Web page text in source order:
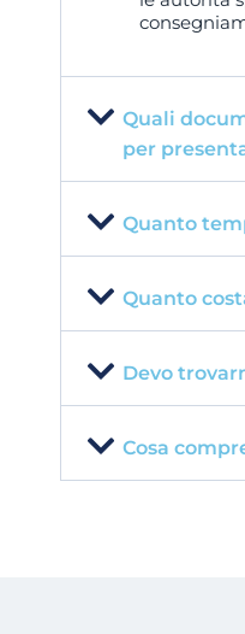
Quali
per
Quanto
Quanto
Devo
Cosa